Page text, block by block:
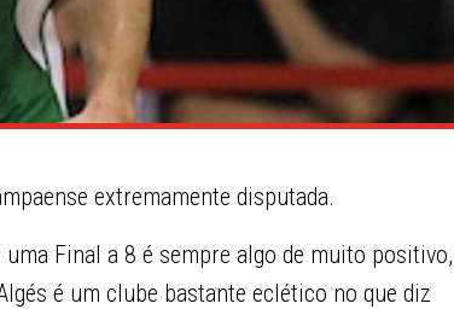
extremamente disputada.
Final a 8 é sempre algo de muito positivo,
é um clube bastante eclético no que diz